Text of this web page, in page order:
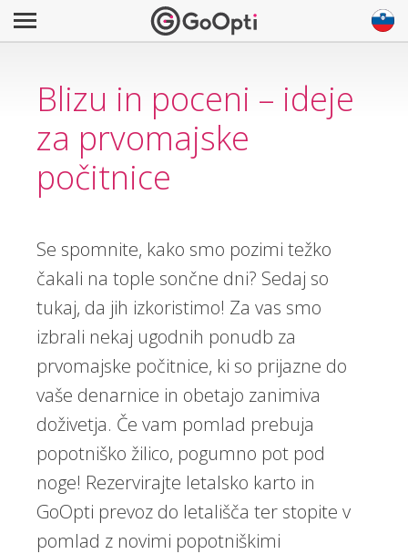
Blizu in poceni – ideje
za prvomajske
počitnice
Se spomnite, kako smo pozimi težko
čakali na tople sončne dni? Sedaj so
tukaj, da jih izkoristimo! Za vas smo
izbrali nekaj ugodnih ponudb za
prvomajske počitnice, ki so prijazne do
vaše denarnice in obetajo zanimiva
doživetja. Če vam pomlad prebuja
popotniško žilico, pogumno pot pod
noge! Rezervirajte letalsko karto in
GoOpti prevoz do letališča ter stopite v
pomlad z novimi popotniškimi